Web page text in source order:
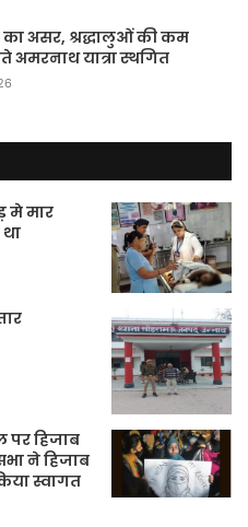
असर, श्रद्धालुओं की कम
यात्रा स्थगित
मे मार
पर हिजाब
ने हिजाब
स्वागत